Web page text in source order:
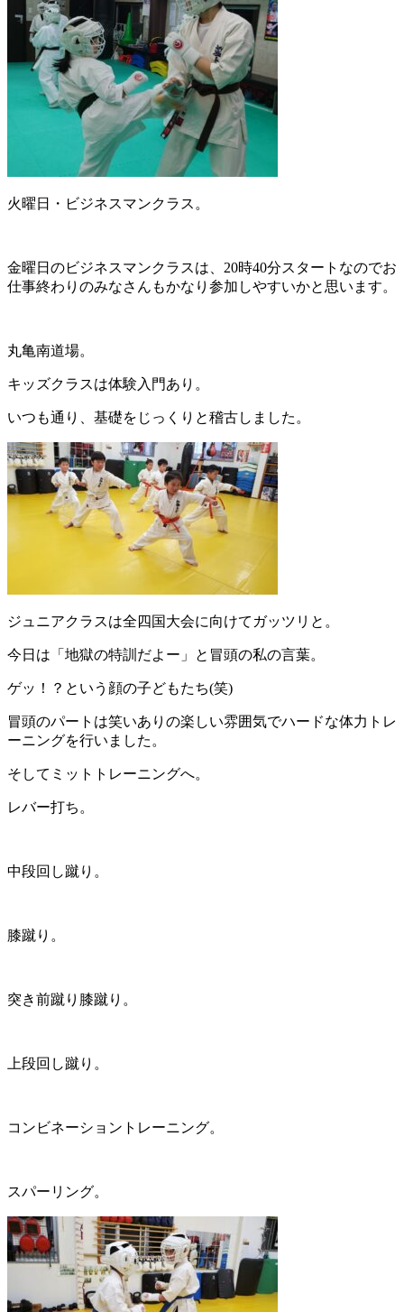
火曜日・ビジネスマンクラス。
金曜日のビジネスマンクラスは、20時40分スタートなのでお
仕事終わりのみなさんもかなり参加しやすいかと思います。
丸亀南道場。
キッズクラスは体験入門あり。
いつも通り、基礎をじっくりと稽古しました。
ジュニアクラスは全四国大会に向けてガッツリと。
今日は「地獄の特訓だよー」と冒頭の私の言葉。
ゲッ！？という顔の子どもたち(笑)
冒頭のパートは笑いありの楽しい雰囲気でハードな体力トレ
ーニングを行いました。
そしてミットトレーニングへ。
レバー打ち。
中段回し蹴り。
膝蹴り。
突き前蹴り膝蹴り。
上段回し蹴り。
コンビネーショントレーニング。
スパーリング。